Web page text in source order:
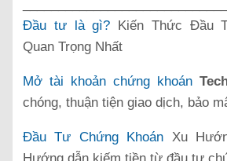
Đầu tư là gì? Kiến Thức Đầu
Quan Trọng Nhất
Mở tài khoản chứng khoán
chóng, thuận tiện giao dịch, bảo
Đầu Tư Chứng Khoán Xu